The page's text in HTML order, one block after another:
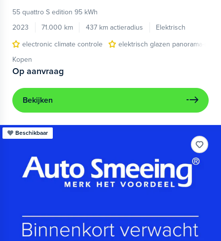
55 quattro S edition 95 kWh
2023
71.000 km 437 km actieradius
Elektrisch
electronic climate controle
elektrisch glazen panorama-dak
Kopen
Op aanvraag
Bekijken
Beschikbaar